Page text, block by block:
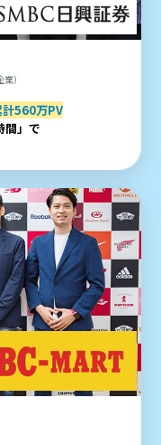
）
計560万PV
間」で